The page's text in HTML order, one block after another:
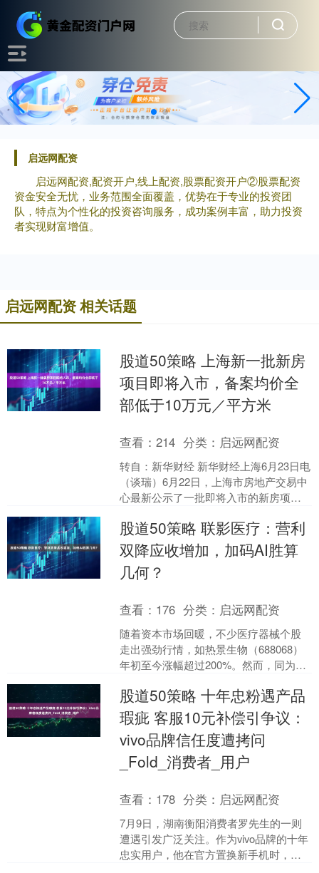
启远网配资
启远网配资,配资开户,线上配资,股票配资开户②股票配资
资金安全无忧，业务范围全面覆盖，优势在于专业的投资团
队，特点为个性化的投资咨询服务，成功案例丰富，助力投资
者实现财富增值。
启远网配资 相关话题
股道50策略 上海新一批新房
项目即将入市，备案均价全
部低于10万元／平方米
查看：214 分类： 启远网配资
转自：新华财经 新华财经上海6月23日电
（谈瑞）6月22日，上海市房地产交易中
心最新公示了一批即将入市的新房项目
东、闵行、宝....
股道50策略 联影医疗：营利
双降应收增加，加码AI胜算
几何？
查看： 176 分类： 启远网配资
随着资本市场回暖，不少医疗器械个股
走出强劲行情，如热景生物（688068）
年初至今涨幅超过200%。然而，同为该
反的下跌....
股道50策略 十年忠粉遇产品
瑕疵 客服10元补偿引争议：
vivo品牌信任度遭拷问
_Fold_消费者_用户
查看： 178 分类： 启远网配资
7月9日，湖南衡阳消费者罗先生的一则
遭遇引发广泛关注。作为vivo品牌的十年
忠实用户，他在官方置换新手机时，不